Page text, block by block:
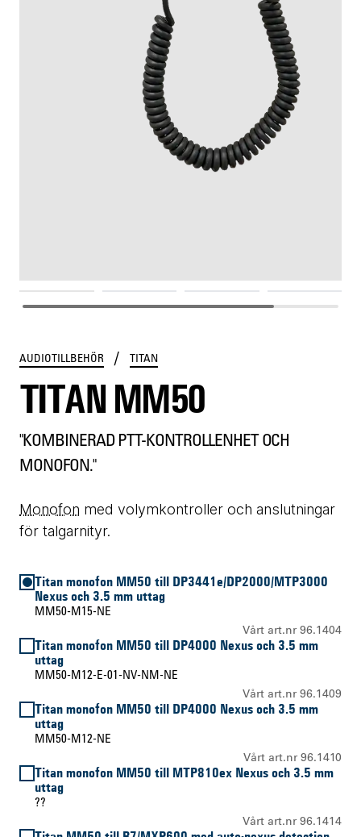
AUDIOTILLBEHÖR / TITAN
TITAN MM50
"KOMBINERAD PTT-KONTROLLENHET OCH
MONOFON."
Monofon med volymkontroller och anslutningar
för talgarnityr.
Titan monofon MM50 till DP3441e/DP2000/MTP3000
Nexus och 3.5 mm uttag
MM50-M15-NE
Vårt art.nr 96.1404
Titan monofon MM50 till DP4000 Nexus och 3.5 mm
uttag
MM50-M12-E-01-NV-NM-NE
Vårt art.nr 96.1409
Titan monofon MM50 till DP4000 Nexus och 3.5 mm
uttag
MM50-M12-NE
Vårt art.nr 96.1410
Titan monofon MM50 till MTP810ex Nexus och 3.5 mm
uttag
??
Vårt art.nr 96.1414
MM50